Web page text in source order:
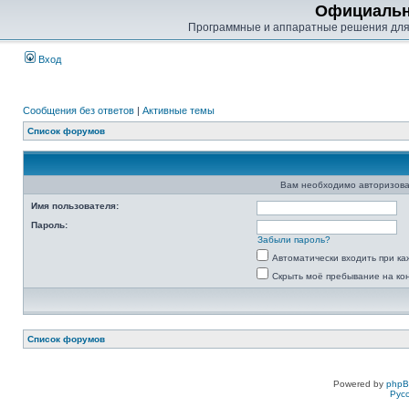
Программные и аппаратные решения
Вход
Сообщения без ответов | Активные темы
Список форумов
Вам необходимо
Имя пользователя:
Пароль:
Забыли пароль?
Автоматически входить при
Скрыть моё пребывание на
Список форумов
Powered by